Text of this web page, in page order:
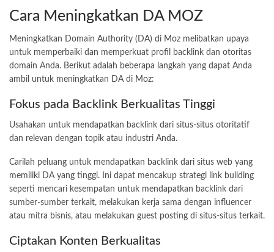
Cara Meningkatkan DA MOZ
Meningkatkan Domain Authority (DA) di Moz melibatkan upaya
untuk memperbaiki dan memperkuat profil backlink dan otoritas
domain Anda. Berikut adalah beberapa langkah yang dapat Anda
ambil untuk meningkatkan DA di Moz:
Fokus pada Backlink Berkualitas Tinggi
Usahakan untuk mendapatkan backlink dari situs-situs otoritatif
dan relevan dengan topik atau industri Anda.
Carilah peluang untuk mendapatkan backlink dari situs web yang
memiliki DA yang tinggi. Ini dapat mencakup strategi link building
seperti mencari kesempatan untuk mendapatkan backlink dari
sumber-sumber terkait, melakukan kerja sama dengan influencer
atau mitra bisnis, atau melakukan guest posting di situs-situs terkait.
Ciptakan Konten Berkualitas